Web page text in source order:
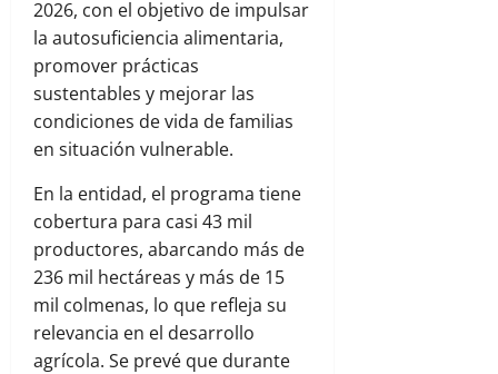
2026, con el objetivo de impulsar
la autosuficiencia alimentaria,
promover prácticas
sustentables y mejorar las
condiciones de vida de familias
en situación vulnerable.
En la entidad, el programa tiene
cobertura para casi 43 mil
productores, abarcando más de
236 mil hectáreas y más de 15
mil colmenas, lo que refleja su
relevancia en el desarrollo
agrícola. Se prevé que durante